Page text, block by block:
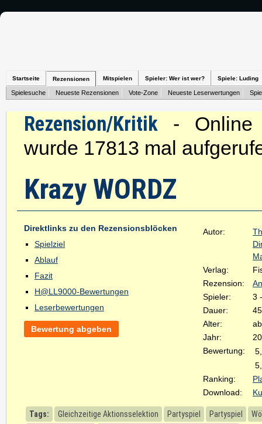
Startseite Rezensionen Mitspielen Spieler: Wer ist wer? Spiele: Luding
Spielesuche Neueste Rezensionen Vote-Zone Neueste Leserwertungen
Rezension/Kritik - Online
wurde 17813 mal
Krazy WORDZ
Direktlinks zu den Rezensionsblöcken
Spielziel
Ablauf
Fazit
H@LL9000-Bewertungen
Leserbewertungen
Bewertung abgeben
Autor:
Verlag:
Rezension:
Spieler:
3
Dauer:
Alter:
Jahr:
Bewertung:
Ranking:
Download:
Tags: Gleichzeitige Aktionsselektion Partyspiel Partyspiel